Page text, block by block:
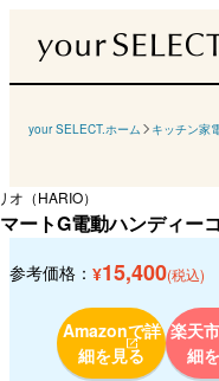
your SELECT.ホーム キッチン家
オ（HARIO）
ートG電動ハンディー
参考価格： ¥15,400(税込)
Amazonで詳
細を見る
楽天
細